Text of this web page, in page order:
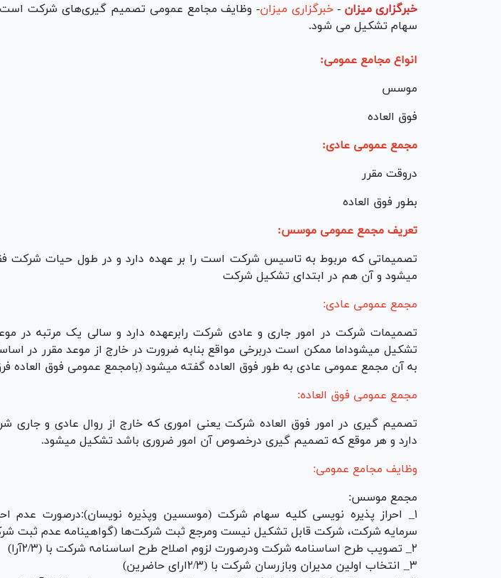
خبرگزاری میزان - خبرگزاری میزان- وظایف مجامع عمومی تصمیم گیری‌های شرکت است
سهام تشکیل می شود.
انواع مجامع عمومی:
موسس
فوق العاده
مجمع عمومی عادی:
دروقت مقرر
بطور فوق العاده
تعریف مجمع عمومی موسس:
تصمیماتی که مربوط به تاسیس شرکت است را بر عهده دارد و در طول حیات شرکت
میشود و آن هم در ابتدای تشکیل شرکت
مجمع عمومی عادی:
تصمیمات شرکت در امور جاری و عادی شرکت رابرعهده دارد و سالی یک مرتبه در
تشکیل میشوداما ممکن است دربرخی مواقع بنابه ضرورت در خارج از موعد مقرر در
به آن مجمع عمومی عادی به طور فوق العاده گفته میشود (بامجمع عمومی فوق العاده
مجمع عمومی فوق العاده:
تصمیم گیری در امور فوق العاده شرکت یعنی اموری که خارج از روال عادی و جاری
دارد و هر موقع که تصمیم گیری درخصوص آن امور ضروری باشد تشکیل میشود.
وظایف مجامع عمومی:
مجمع موسس:
۱_ احراز پذیره نویسی کلیه سهام شرکت (موسسین وپذیره نویسان):درصورت عدم
سرمایه شرکت، شرکت قابل تشکیل نیست ومرجع ثبت شرکت‌ها (گواهینامه عدم ثبت
۲_ تصویب طرح اساسنامه شرکت ودرصورت لزوم اصلاح طرح اساسنامہ شرکت با (۲/۳آرا)
۳_ انتخاب اولین مدیران وبازرسان شرکت با (۲/۳ارای حاضرین)